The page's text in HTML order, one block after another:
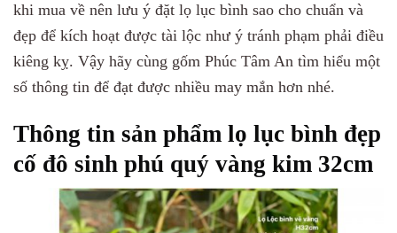
khi mua về nên lưu ý đặt lọ lục bình sao cho chuẩn và
đẹp để kích hoạt được tài lộc như ý tránh phạm phải điều
kiêng kỵ. Vậy hãy cùng gốm Phúc Tâm An tìm hiểu một
số thông tin để đạt được nhiều may mắn hơn nhé.
Thông tin sản phẩm lọ lục bình đẹp
cố đô sinh phú quý vàng kim 32cm